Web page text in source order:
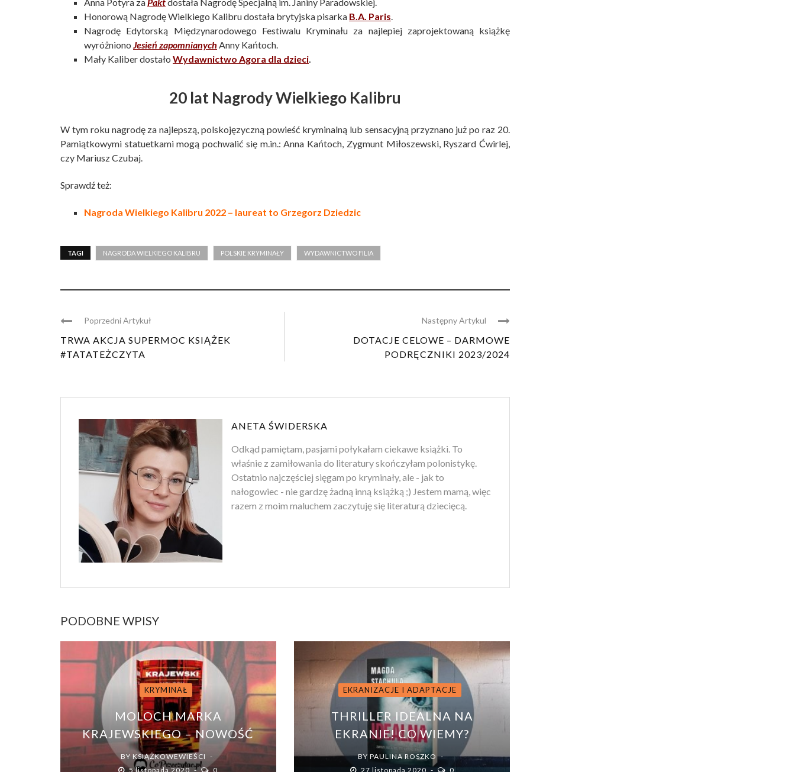
Honorową Nagrodę Wielkiego Kalibru dostała brytyjska pisarka B.A. Paris.
Nagrodę Edytorską Międzynarodowego Festiwalu Kryminału za najlepiej zaprojektowaną książkę
wyróżniono Jesień zapomnianych Anny Kańtoch.
Mały Kaliber dostało Wydawnictwo Agora dla dzieci.
20 lat Nagrody Wielkiego Kalibru
W tym roku nagrodę za najlepszą, polskojęzyczną powieść kryminalną lub sensacyjną przyznano już po raz 20.
Pamiątkowymi statuetkami mogą pochwalić się m.in.: Anna Kańtoch, Zygmunt Miłoszewski, Ryszard Ćwirlej,
czy Mariusz Czubaj.
Sprawdź też:
Nagroda Wielkiego Kalibru 2022 – laureat to Grzegorz Dziedzic
TAGI NAGRODA WIELKIEGO KALIBRU POLSKIE KRYMINAŁY WYDAWNICTWO FILIA
Poprzedni Artykuł
TRWA AKCJA SUPERMOC KSIĄŻEK
#TATATEŻCZYTA
Następny Artykul
DOTACJE CELOWE – DARMOWE
PODRĘCZNIKI 2023/2024
ANETA ŚWIDERSKA
Odkąd pamiętam, pasjami połykałam ciekawe książki. To
właśnie z zamiłowania do literatury skończyłam polonistykę.
Ostatnio najczęściej sięgam po kryminały, ale - jak to
nałogowiec - nie gardzę żadną inną książką ;) Jestem mamą, więc
razem z moim maluchem zaczytuję się literaturą dziecięcą.
PODOBNE WPISY
KRYMINAŁ
MOLOCH MARKA
KRAJEWSKIEGO – NOWOŚĆ
BY KSIĄŻKOWEWIEŚCI
5 listopada 2020
0
EKRANIZACJE I ADAPTACJE
THRILLER IDEALNA NA
EKRANIE! CO WIEMY?
BYPAULINA ROSZKO
27 listopada 2020
0